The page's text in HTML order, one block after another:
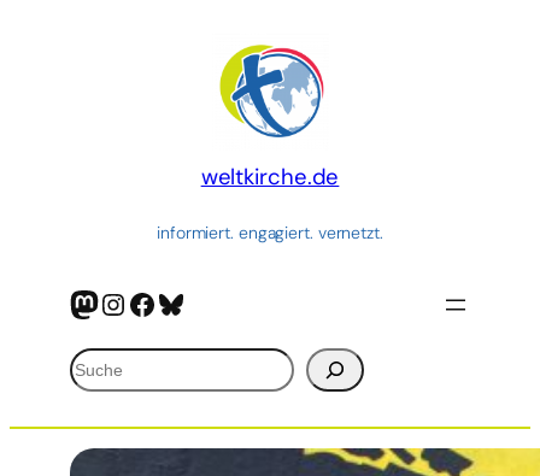
weltkirche.de
informiert. engagiert. vernetzt.
Mastodon
Instagram
Facebook
Bluesky
Suchen